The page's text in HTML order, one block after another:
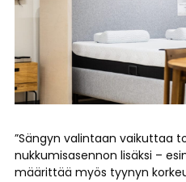
”Sängyn valintaan vaikuttaa
nukkumisasennon lisäksi –
määrittää myös tyynyn